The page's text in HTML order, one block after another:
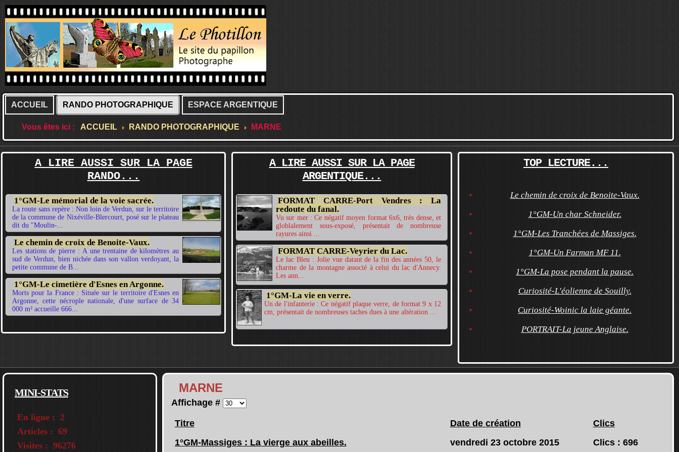
ACCUEIL RANDO PHOTOGRAPHIQUE ESPACE ARGENTIQUE
Vous êtes ici : ACCUEIL RANDO PHOTOGRAPHIQUE MARNE
A LIRE AUSSI SUR LA PAGE
RANDO...
1°GM-Le mémorial de la voie sacrée.
La route sans repère : Non loin de Verdun, sur le territoire
de la commune de Nixéville-Blercourt, posé sur le plateau
dit du "Moulin-...
Le chemin de croix de Benoite-Vaux.
Les stations de pierre : A une trentaine de kilomètres au
sud de Verdun, bien nichée dans son vallon verdoyant, la
petite commune de B...
1°GM-Le cimetière d'Esnes en Argonne.
Morts pour la France : Située sur le territoire d'Esnes en
Argonne, cette nécrople nationale, d'une surface de 34
000 m² accueille 666...
A LIRE AUSSI SUR LA PAGE
ARGENTIQUE...
FORMAT CARRE-Port Vendres : La
redoute du fanal.
Vu sur mer : Ce négatif moyen format 6x6, très dense, et
globlalement sous-exposé, présentait de nombreuse
rayures ainsi ...
FORMAT CARRE-Veyrier du Lac.
Le lac Bleu : Jolie vue datant de la fin des années 50, le
charme de la montagne associé à celui du lac d'Annecy.
Les ann...
1°GM-La vie en verre.
Un de l'infanterie : Ce négatif plaque verre, de format 9 x 12
cm, présentait de nombreuses taches dues à une altération ...
TOP LECTURE...
Le chemin de croix de Benoite-Vaux.
1°GM-Un char Schneider.
1°GM-Les Tranchées de Massiges.
1°GM-Un Farman MF 11.
1°GM-La pose pendant la pause.
Curiosité-L'éolienne de Souilly.
Curiosité-Woinic la laie géante.
PORTRAIT-La jeune Anglaise.
MINI-STATS
En ligne : 2
Articles : 69
Visites : 96276
MARNE
Affichage #
Titre Date de création
Clics
1°GM-Massiges : La vierge aux abeilles.
vendredi 23 octobre 2015 Clics : 696